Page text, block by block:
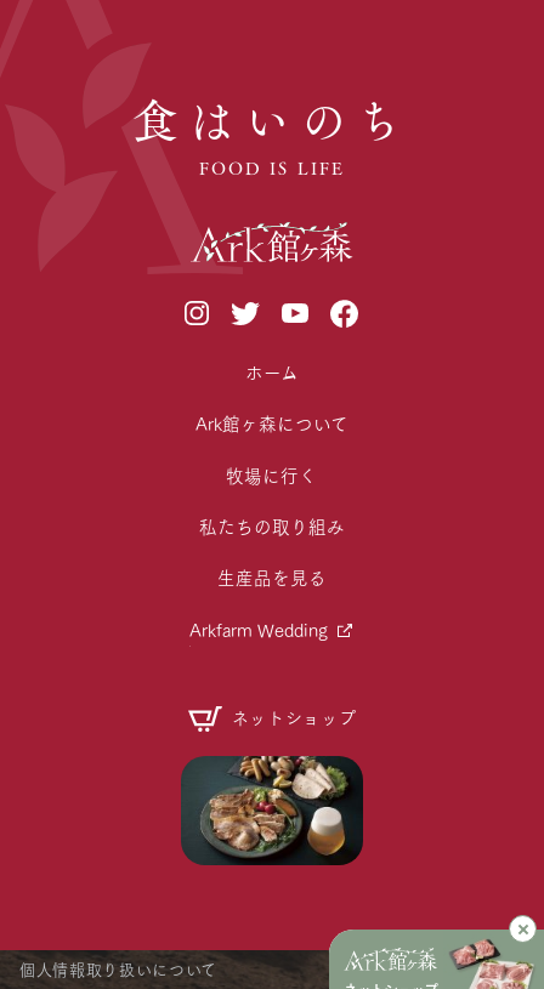
食はいのち
FOOD IS LIFE
ホーム
Ark館ヶ森について
牧場に行く
私たちの取り組み
生産品を見る
Arkfarm Wedding
ネットショップ
個人情報取り扱いについて